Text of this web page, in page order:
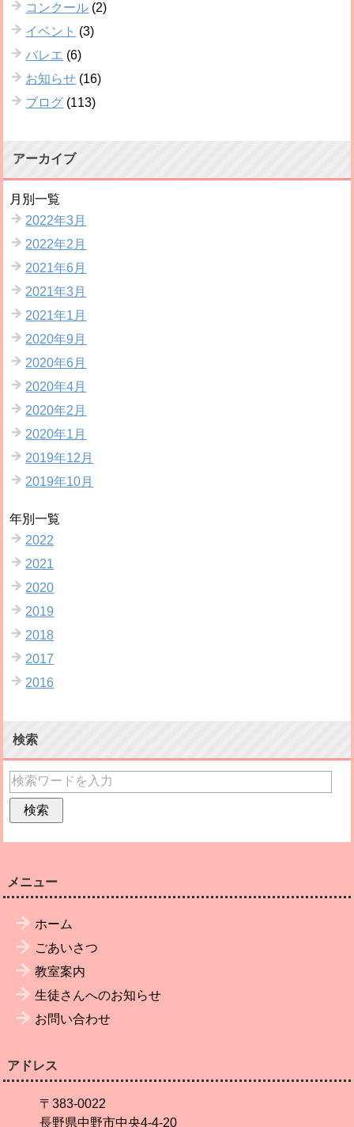
コンクール (2)
イベント (3)
バレエ (6)
お知らせ (16)
ブログ (113)
アーカイブ
月別一覧
2022年3月
2022年2月
2021年6月
2021年3月
2021年1月
2020年9月
2020年6月
2020年4月
2020年2月
2020年1月
2019年12月
2019年10月
年別一覧
2022
2021
2020
2019
2018
2017
2016
検索
メニュー
ホーム
ごあいさつ
教室案内
生徒さんへのお知らせ
お問い合わせ
アドレス
〒383-0022
長野県中野市中央4-4-20